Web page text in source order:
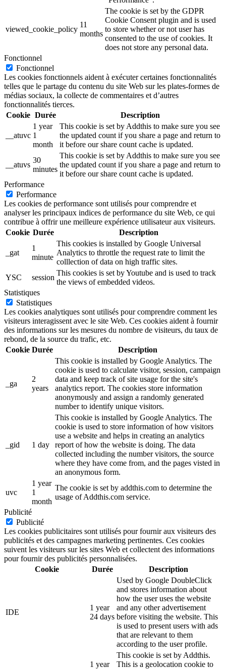
viewed_cookie_policy
11
months
The cookie is set by the GDPR
Cookie Consent plugin and is used
to store whether or not user has
consented to the use of cookies. It
does not store any personal data.
Fonctionnel
Fonctionnel
Les cookies fonctionnels aident à exécuter certaines fonctionnalités
telles que le partage du contenu du site Web sur les plates-formes de
médias sociaux, la collecte de commentaires et d’autres
fonctionnalités tierces.
Cookie Durée Description
__atuvc
1 year
1
month
This cookie is set by Addthis to make sure you see
the updated count if you share a page and return to
it before our share count cache is updated.
__atuvs
30
minutes
This cookie is set by Addthis to make sure you see
the updated count if you share a page and return to
it before our share count cache is updated.
Performance
Performance
Les cookies de performance sont utilisés pour comprendre et
analyser les principaux indices de performance du site Web, ce qui
contribue à offrir une meilleure expérience utilisateur aux visiteurs.
Cookie Durée Description
_gat
1
minute
This cookies is installed by Google Universal
Analytics to throttle the request rate to limit the
colllection of data on high traffic sites.
YSC
session
This cookies is set by Youtube and is used to track
the views of embedded videos.
Statistiques
Statistiques
Les cookies analytiques sont utilisés pour comprendre comment les
visiteurs interagissent avec le site Web. Ces cookies aident à fournir
des informations sur les mesures du nombre de visiteurs, du taux de
rebond, de la source du trafic, etc.
Cookie Durée Description
_ga
2
years
This cookie is installed by Google Analytics. The
cookie is used to calculate visitor, session, campaign
data and keep track of site usage for the site's
analytics report. The cookies store information
anonymously and assign a randomly generated
number to identify unique visitors.
_gid 1 day
This cookie is installed by Google Analytics. The
cookie is used to store information of how visitors
use a website and helps in creating an analytics
report of how the website is doing. The data
collected including the number visitors, the source
where they have come from, and the pages visted in
an anonymous form.
uvc
1 year
1
month
The cookie is set by addthis.com to determine the
usage of Addthis.com service.
Publicité
Publicité
Les cookies publicitaires sont utilisés pour fournir aux visiteurs des
publicités et des campagnes marketing pertinentes. Ces cookies
suivent les visiteurs sur les sites Web et collectent des informations
pour fournir des publicités personnalisées.
Cookie
Durée Description
IDE
1 year
24 days
Used by Google DoubleClick
and stores information about
how the user uses the website
and any other advertisement
before visiting the website. This
is used to present users with ads
that are relevant to them
according to the user profile.
1 year
This cookie is set by Addthis.
This is a geolocation cookie to